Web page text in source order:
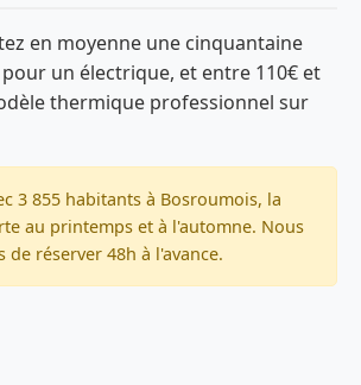
en moyenne une cinquantaine
un électrique, et entre 110€ et
thermique professionnel sur
3 855 habitants à Bosroumois, la
au printemps et à l'automne. Nous
de réserver 48h à l'avance.